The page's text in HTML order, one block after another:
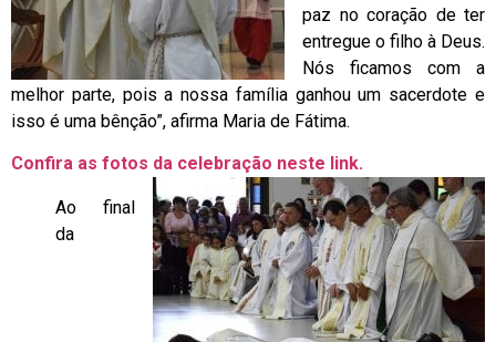
paz no coração de ter
entregue o filho à Deus.
Nós ficamos com a
melhor parte, pois a nossa família ganhou um sacerdote e
isso é uma bênção”, afirma Maria de Fátima.
Confira as fotos da celebração neste link.
Ao final
da